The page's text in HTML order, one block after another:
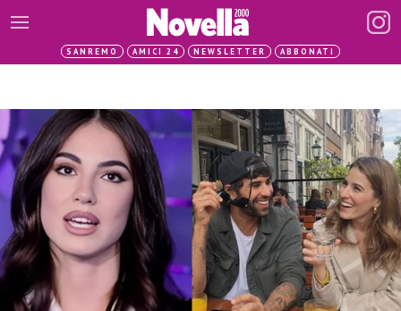
SANREMO AMICI 24 NEWSLETTER ABBONATI